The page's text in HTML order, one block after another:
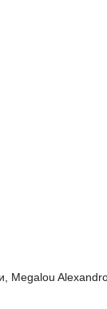
Megalou